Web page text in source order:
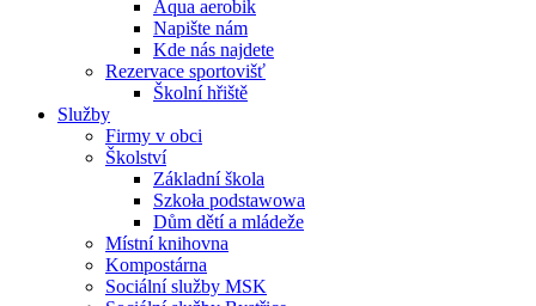
Aqua aerobik
Napište nám
Kde nás najdete
Rezervace sportovišť
Školní hřiště
Služby
Firmy v obci
Školství
Základní škola
Szkoła podstawowa
Dům dětí a mládeže
Místní knihovna
Kompostárna
Sociální služby MSK